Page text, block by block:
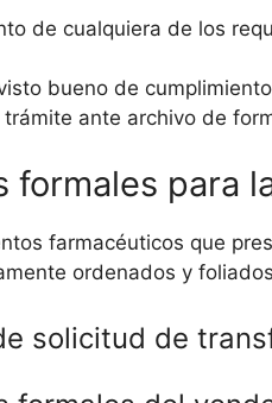
de cualquiera de los
bueno de
ante archivo de
formales para
farmacéuticos que
ordenados y
solicitud de